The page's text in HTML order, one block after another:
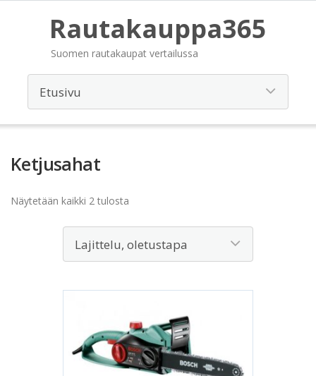
Rautakauppa365
Suomen rautakaupat vertailussa
Ketjusahat
Näytetään kaikki 2 tulosta